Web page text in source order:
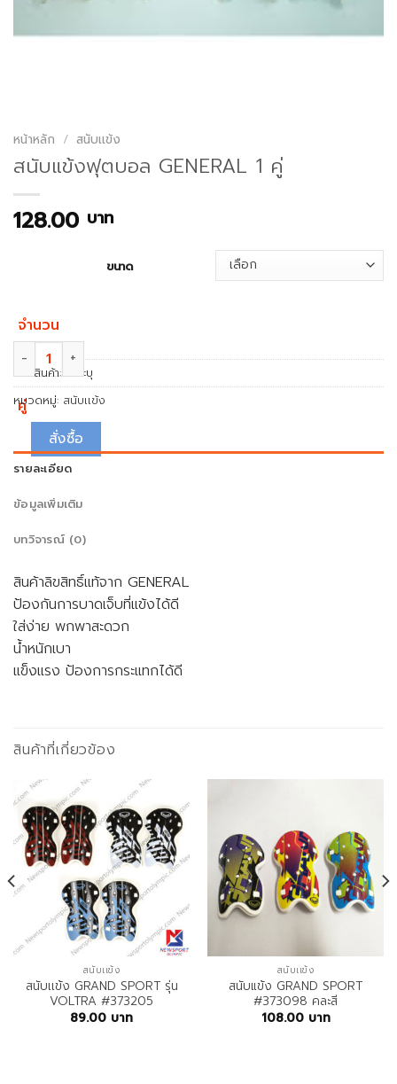
หน้าหลัก / สนับเเข้ง
สนับแข้งฟุตบอล GENERAL 1 คู่
128.00 บาท
ขนาด
จำนวน
จำนวน สนับแข้งฟุตบอล GENERAL 1 คู่ ชิ้น
คู่
สั่งซื้อ
รหัสสินค้า:ไม่ระบุ
หมวดหมู่: สนับเเข้ง
รายละเอียด
ข้อมูลเพิ่มเติม
บทวิจารณ์ (0)
สินค้าลิขสิทธิ์แท้จาก GENERAL
ป้องกันการบาดเจ็บที่แข้งได้ดี
ใส่ง่าย พกพาสะดวก
น้ำหนักเบา
แข็งแรง ป้องการกระแทกได้ดี
สินค้าที่เกี่ยวข้อง
สนับเเข้ง
สนับเเข้ง GRAND SPORT รุ่น
VOLTRA #373205
89.00 บาท
สนับเเข้ง
สนับแข้ง GRAND SPORT
#373098 คละสี
108.00 บาท